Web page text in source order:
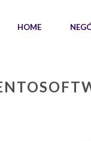
HOME